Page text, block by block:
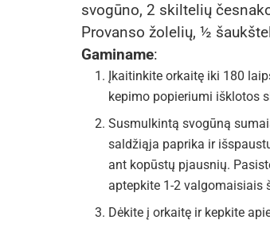
svogūno, 2 skiltelių
Provanso žolelių, ½
Gaminame:
Įkaitinkite orkaitę iki 180
kepimo popieriumi išklotos
Susmulkintą svogūną
saldžiąja paprika ir
ant kopūstų pjausnių.
aptepkite 1-2 valgomaisiais
Dėkite į orkaitę ir kepkite